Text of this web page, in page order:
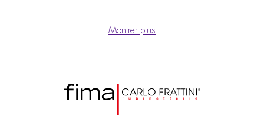
Montrer plus